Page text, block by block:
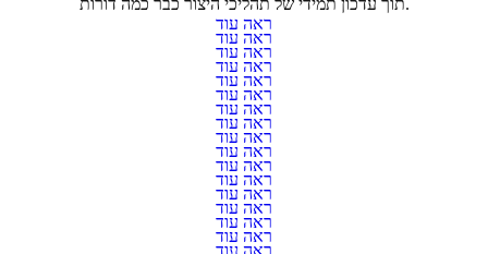
תוך עדכון תמידי של תהליכי היצור כבר כמה דורות.
ראה עוד
חיתוך והשחזה
ראה עוד
ידיות
ראה עוד
ידיות וכפתורי קריסטל
ראה עוד
ידיות מודרניות
ראה עוד
ידיות ענתיק
ראה עוד
כלי אוויר
ראה עוד
כללי
ראה עוד
לטש
ראה עוד
מג׳יק קורנר
ראה עוד
מגירות DWD XP
ראה עוד
מגירות DYNAPRO
ראה עוד
מגירות NOVA PRO SCALA
ראה עוד
מדללים
ראה עוד
מופות
ראה עוד
מוצרי התזה
ראה עוד
מוצרי לטש
מוצרי מיגון